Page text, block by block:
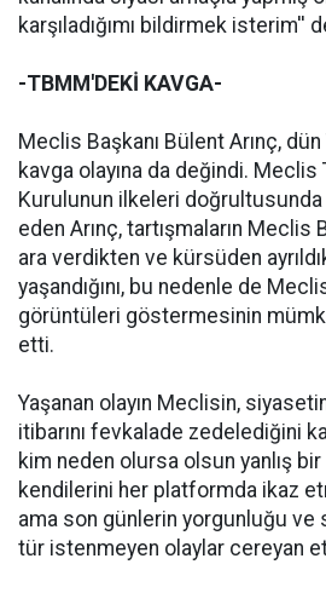
karşıladığımı bildirmek isterim''
-TBMM'DEKİ KAVGA-
Meclis Başkanı Bülent Arınç,
kavga olayına da değindi. Meclis
Kurulunun ilkeleri doğrultusunda
eden Arınç, tartışmaların Meclis
ara verdikten ve kürsüden
yaşandığını, bu nedenle de
görüntüleri göstermesinin
etti.
Yaşanan olayın Meclisin,
itibarını fevkalade zedelediğini
kim neden olursa olsun yanlış bir
kendilerini her platformda ikaz
ama son günlerin yorgunluğu ve
tür istenmeyen olaylar cereyan